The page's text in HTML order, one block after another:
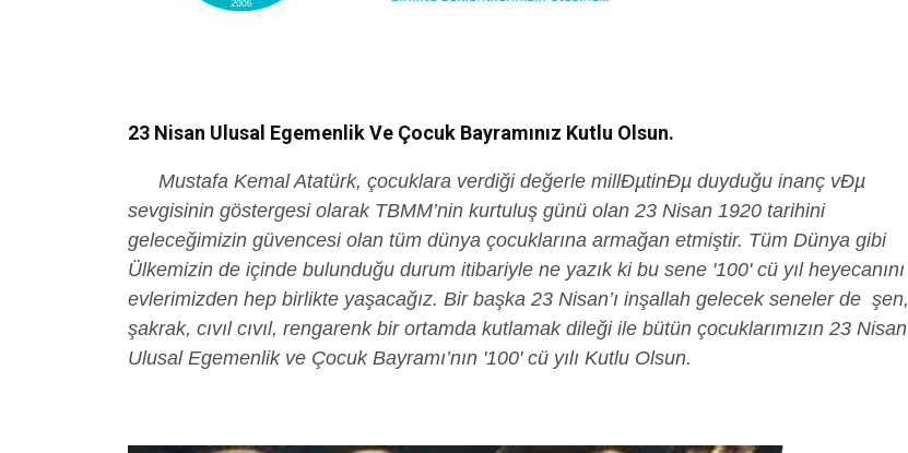
23 Nisan Ulusal Egemenlik Ve Çocuk Bayramınız Kutlu Olsun.
Mustafa Kemal Atatürk, çocuklara verdiği değerle millÐµtinÐµ duyduğu inanç vÐµ
sevgisinin göstergesi olarak TBMM’nin kurtuluş günü olan 23 Nisan 1920 tarihini
geleceğimizin güvencesi olan tüm dünya çocuklarına armağan etmiştir. Tüm Dünya gibi
Ülkemizin de içinde bulunduğu durum itibariyle ne yazık ki bu sene '100' cü yıl heyecanını
evlerimizden hep birlikte yaşacağız. Bir başka 23 Nisan’ı inşallah gelecek seneler de şen,
şakrak, cıvıl cıvıl, rengarenk bir ortamda kutlamak dileği ile bütün çocuklarımızın 23 Nisan
Ulusal Egemenlik ve Çocuk Bayramı’nın '100' cü yılı Kutlu Olsun.